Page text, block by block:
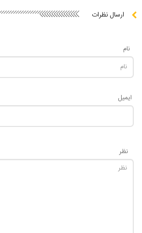
ارسال نظرات
نام
ایمیل
نظر